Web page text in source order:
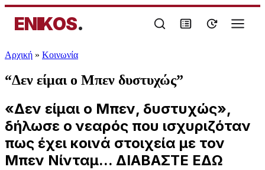
ENIKOS.
Αρχική » Κοινωνία
“Δεν είμαι ο Μπεν δυστυχώς”
«Δεν είμαι ο Μπεν, δυστυχώς»,
δήλωσε ο νεαρός που ισχυριζόταν
πως έχει κοινά στοιχεία με τον
Μπεν Νίνταμ... ΔΙΑΒΑΣΤΕ ΕΔΩ